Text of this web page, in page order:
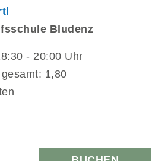
Bludenz
- 20:00 Uhr
1,80